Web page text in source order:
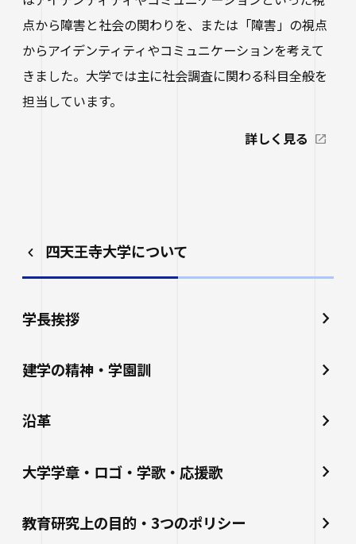
四天王寺大学について
学長挨拶
建学の精神・学園訓
沿革
大学学章・ロゴ・学歌・応援歌
教育研究上の目的・3つのポリシー
点から障害と社会の関わりを、または「障害」の視点
からアイデンティティやコミュニケーションを考えて
きました。大学では主に社会調査に関わる科目全般を
担当しています。
詳しく見る